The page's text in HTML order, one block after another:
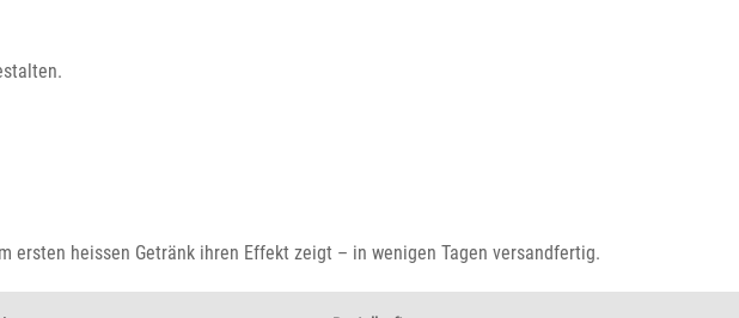
ersten heissen Getränk ihren Effekt zeigt – in wenigen Tagen versandfertig.